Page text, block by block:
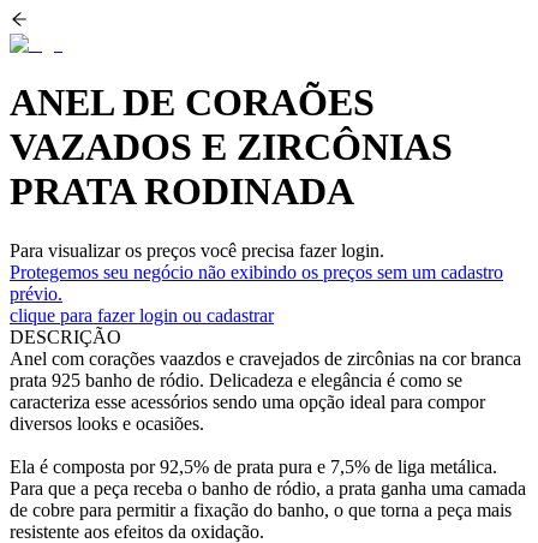
ANEL DE CORAÕES
VAZADOS E ZIRCÔNIAS
PRATA RODINADA
Para visualizar os preços você precisa fazer login.
Protegemos seu negócio não exibindo os preços sem um cadastro
prévio.
clique para fazer login ou cadastrar
DESCRIÇÃO
Anel com corações vaazdos e cravejados de zircônias na cor branca
prata 925 banho de ródio. Delicadeza e elegância é como se
caracteriza esse acessórios sendo uma opção ideal para compor
diversos looks e ocasiões.
Ela é composta por 92,5% de prata pura e 7,5% de liga metálica.
Para que a peça receba o banho de ródio, a prata ganha uma camada
de cobre para permitir a fixação do banho, o que torna a peça mais
resistente aos efeitos da oxidação.